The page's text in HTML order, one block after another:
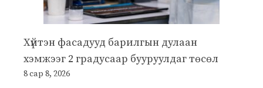
Хүйтэн фасадууд барилгын дулаан
хэмжээг 2 градусаар бууруулдаг төсөл
8 сар 8, 2026